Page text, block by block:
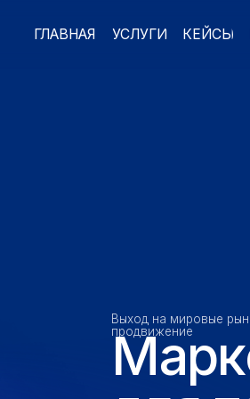
УСЛУГИ КОМАНДА
КЕЙСЫ
для